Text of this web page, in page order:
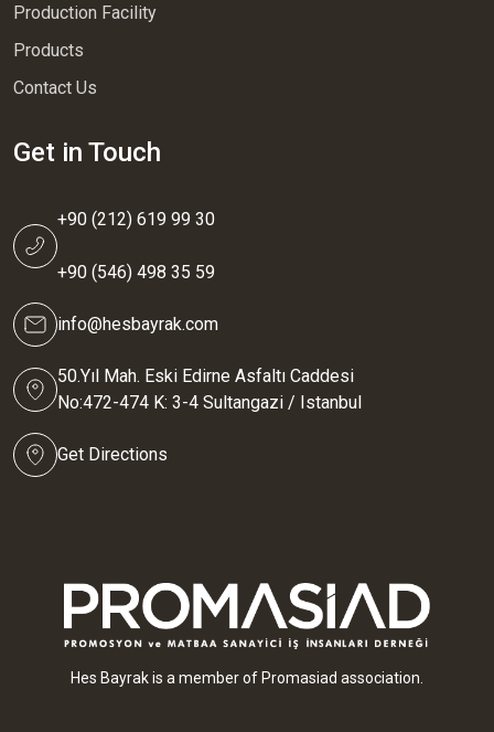
Production Facility
Products
Contact Us
Get in Touch
+90 (212) 619 99 30
+90 (546) 498 35 59
info@hesbayrak.com
50.Yıl Mah. Eski Edirne Asfaltı Caddesi
No:472-474 K: 3-4 Sultangazi / Istanbul
Get Directions
Hes Bayrak is a member of Promasiad association.